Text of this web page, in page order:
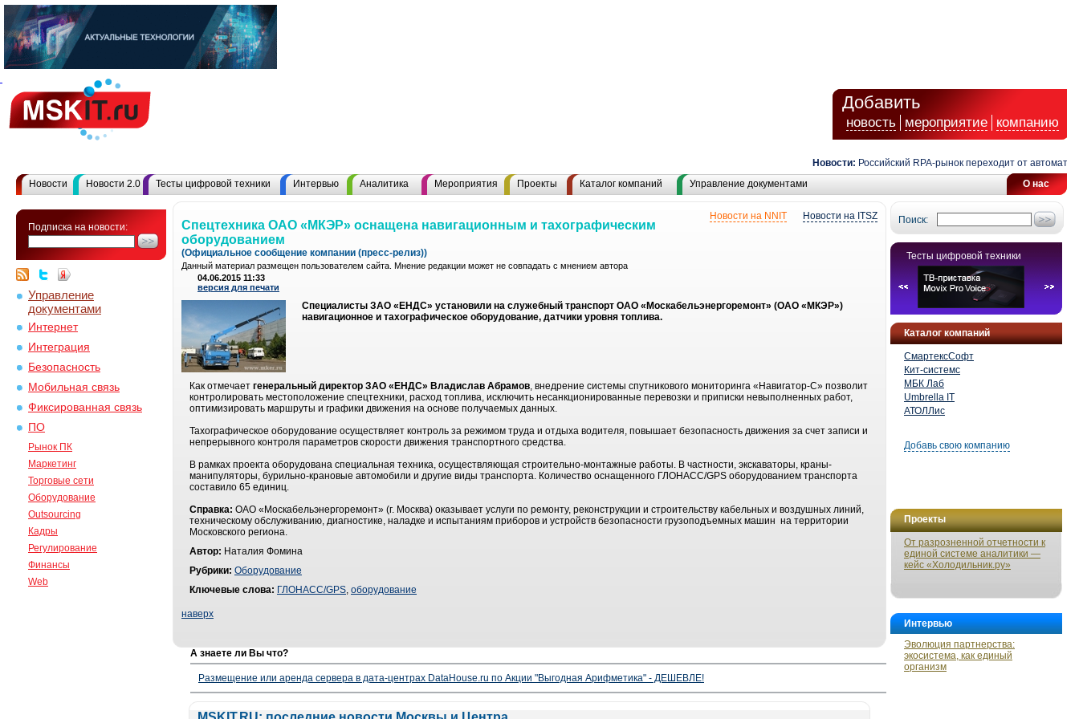
Добавить
новость мероприятие компанию
Новости: Российский RPA-рынок переходит от
О нас
Новости Новости 2.0 Тесты цифровой техники Интервью Аналитика Мероприятия Проекты Каталог компаний Управление документами
Подписка на новости:
Управление
документами
Интернет
Интеграция
Безопасность
Мобильная связь
Фиксированная связь
ПО
Рынок ПК
Маркетинг
Торговые сети
Оборудование
Outsourcing
Кадры
Регулирование
Финансы
Web
Поиск:
Тесты цифровой техники
Каталог компаний
СмартексСофт
Кит-системс
МБК Лаб
Umbrella IT
АТОЛЛис
Добавь свою компанию
Проекты
От разрозненной отчетности к
единой системе аналитики —
кейс «Холодильник.ру»
Интервью
Эволюция партнерства:
экосистема, как единый
организм
Новости на ITSZ
Новости на NNIT
Спецтехника ОАО «МКЭР» оснащена навигационным и тахографическим
оборудованием
(Официальное сообщение компании (пресс-релиз))
Данный материал размещен пользователем сайта. Мнение редакции может не совпадать с мнением автора
04.06.2015 11:33
версия для печати
Специалисты ЗАО «ЕНДС» установили на служебный транспорт ОАО «Москабельэнергоремонт» (ОАО «МКЭР»)
навигационное и тахографическое оборудование, датчики уровня топлива.
Как отмечает генеральный директор ЗАО «ЕНДС» Владислав Абрамов, внедрение системы спутникового мониторинга «Навигатор-С» позволит
контролировать местоположение спецтехники, расход топлива, исключить несанкционированные перевозки и приписки невыполненных работ,
оптимизировать маршруты и графики движения на основе получаемых данных.
Тахографическое оборудование осуществляет контроль за режимом труда и отдыха водителя, повышает безопасность движения за счет записи и
непрерывного контроля параметров скорости движения транспортного средства.
В рамках проекта оборудована специальная техника, осуществляющая строительно-монтажные работы. В частности, экскаваторы, краны-
манипуляторы, бурильно-крановые автомобили и другие виды транспорта. Количество оснащенного ГЛОНАСС/GPS оборудованием транспорта
составило 65 единиц.
Справка: ОАО «Москабельэнергоремонт» (г. Москва) оказывает услуги по ремонту, реконструкции и строительству кабельных и воздушных линий,
техническому обслуживанию, диагностике, наладке и испытаниям приборов и устройств безопасности грузоподъемных машин на территории
Московского региона.
Автор: Наталия Фомина
Рубрики: Оборудование
Ключевые слова: ГЛОНАСС/GPS, оборудование
наверх
А знаете ли Вы что?
Размещение или аренда сервера в дата-центрах DataHouse.ru по Акции "Выгодная Арифметика" - ДЕШЕВЛЕ!